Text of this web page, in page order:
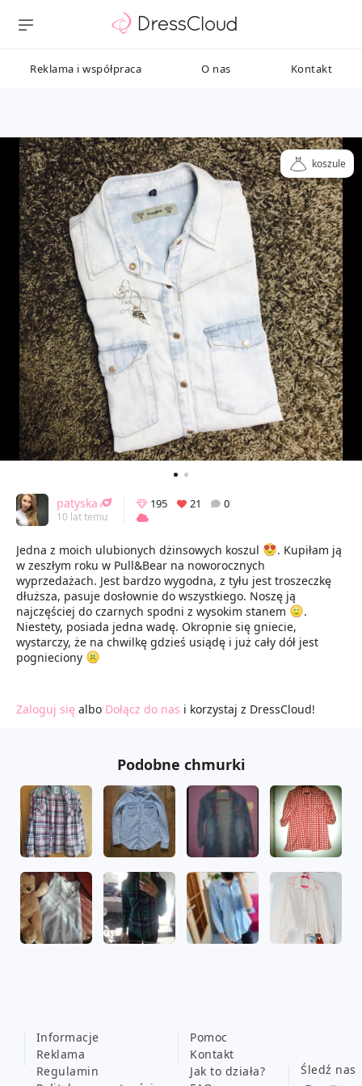
Reklama i współpraca O nas Kontakt
koszule
patyska
10 lat temu
195 21 0
Jedna z moich ulubionych dżinsowych koszul
. Kupiłam ją
w zeszłym roku w Pull&Bear na noworocznych
wyprzedażach. Jest bardzo wygodna, z tyłu jest troszeczkę
dłuższa, pasuje dosłownie do wszystkiego. Noszę ją
najczęściej do czarnych spodni z wysokim stanem
.
Niestety, posiada jedna wadę. Okropnie się gniecie,
wystarczy, że na chwilkę gdzieś usiądę i już cały dół jest
pognieciony
Zaloguj się albo Dołącz do nas i korzystaj z DressCloud!
Podobne chmurki
Informacje
Reklama
Regulamin
Pomoc
Kontakt
Jak to działa?
Śledź nas